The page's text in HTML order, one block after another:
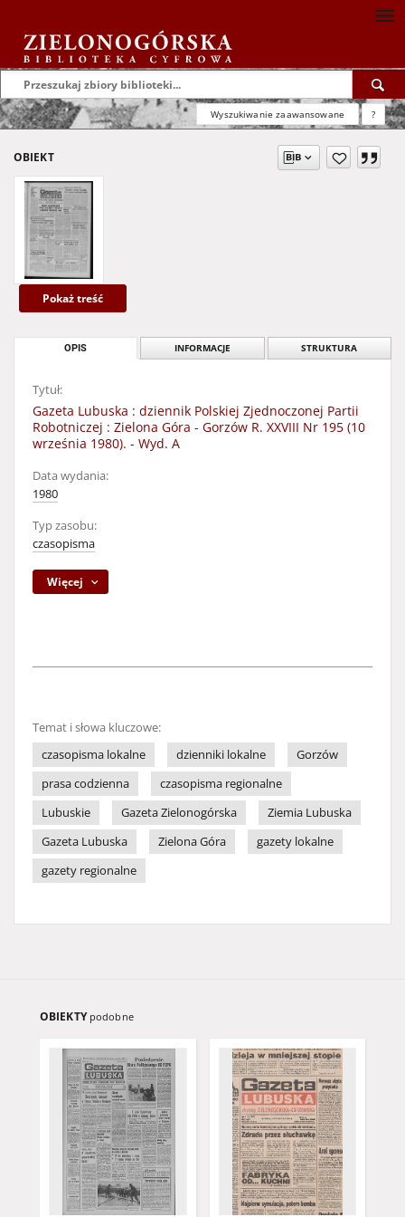
Wyszukiwanie zaawansowane ?
OBIEKT
Pokaż treść
OPIS INFORMACJE STRUKTURA
Tytuł:
Gazeta Lubuska : dziennik Polskiej Zjednoczonej Partii
Robotniczej : Zielona Góra - Gorzów R. XXVIII Nr 195 (10
września 1980). - Wyd. A
Data wydania:
1980
Typ zasobu:
czasopisma
Więcej
Temat i słowa kluczowe:
czasopisma lokalne
dzienniki lokalne
Gorzów
prasa codzienna
czasopisma regionalne
Lubuskie
Gazeta Zielonogórska
Ziemia Lubuska
Gazeta Lubuska
Zielona Góra
gazety lokalne
gazety regionalne
OBIEKTY podobne